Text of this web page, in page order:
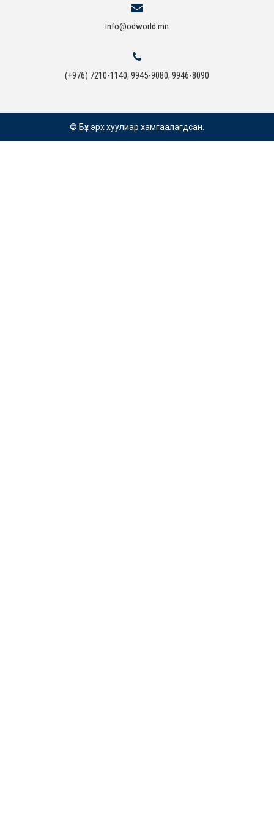
info@odworld.mn
(+976) 7210-1140, 9945-9080, 9946-8090
© Бүх эрх хуулиар хамгаалагдсан.